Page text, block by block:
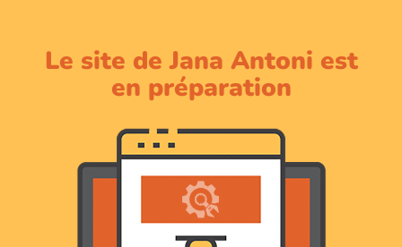
Le site de Jana Antoni est
en préparation